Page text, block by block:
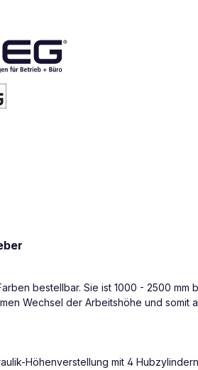
bestellbar. Sie ist 1000 - 2500
Wechsel der Arbeitshöhe und
Höhenverstellung mit 4